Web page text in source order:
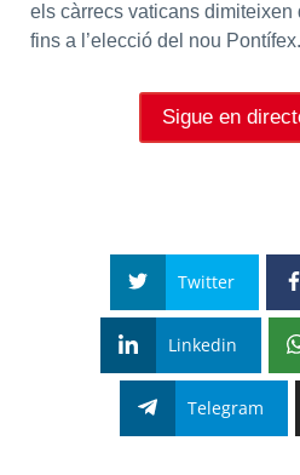
els càrrecs vaticans dimiteixen
fins a l’elecció del nou Pontífex.
Sigue en
Twitter
Linkedin
Telegram